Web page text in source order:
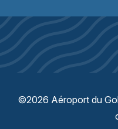
©2026 Aéroport du